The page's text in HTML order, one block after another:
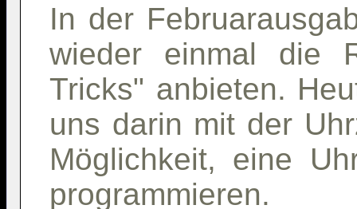
In der
wieder einmal die
Tricks" anbieten.
uns darin mit der
Möglichkeit, eine
programmieren.